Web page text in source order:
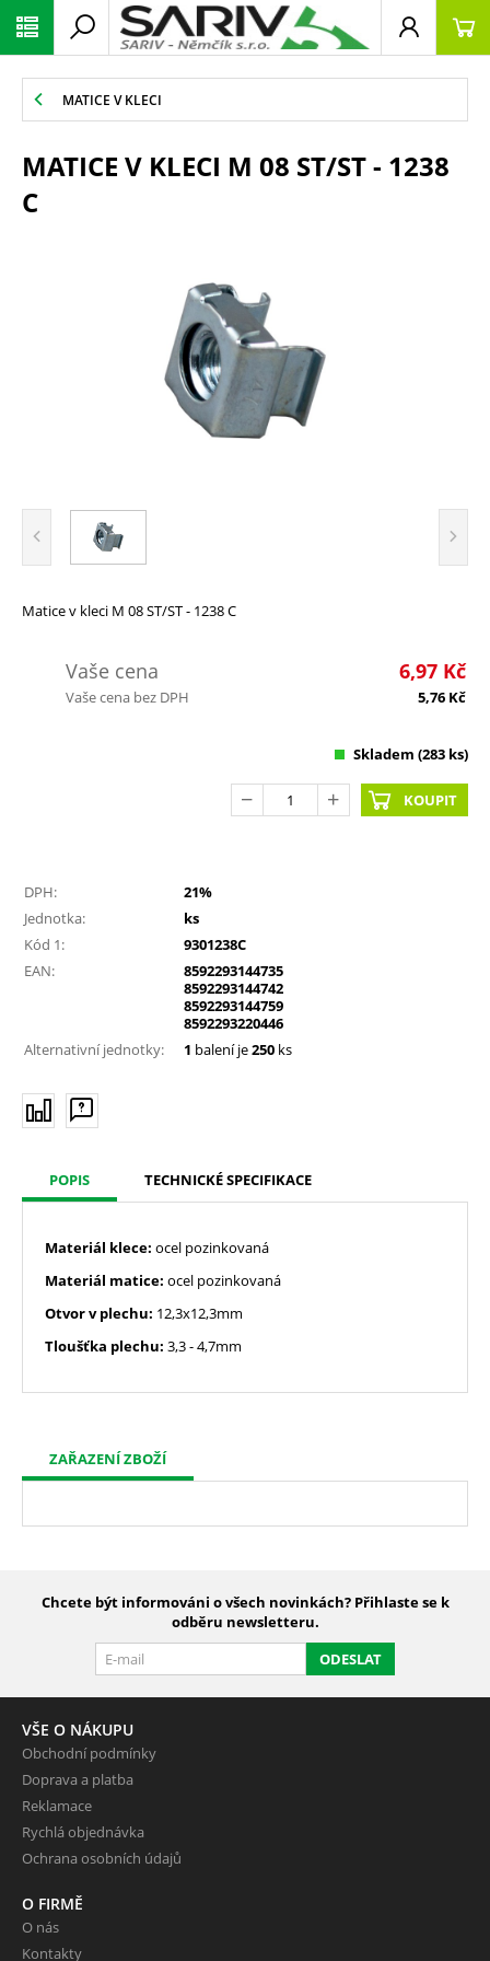
MATICE V KLECI
MATICE V KLECI M 08 ST/ST - 1238
C
Matice v kleci M 08 ST/ST - 1238 C
Vaše cena 6,97 Kč
Vaše cena bez DPH 5,76 Kč
Skladem (283 ks)
KOUPIT
DPH:
21%
Jednotka:
ks
Kód 1:
9301238C
EAN:
8592293144735
8592293144742
8592293144759
8592293220446
Alternativní jednotky:
1 balení je250 ks
POPIS TECHNICKÉ SPECIFIKACE
Materiál klece: ocel pozinkovaná
Materiál matice: ocel pozinkovaná
Otvor v plechu: 12,3x12,3mm
Tloušťka plechu: 3,3 - 4,7mm
ZAŘAZENÍ ZBOŽÍ
Chcete být informováni o všech novinkách? Přihlaste se k
odběru newsletteru.
ODESLAT
VŠE O NÁKUPU
Obchodní podmínky
Doprava a platba
Reklamace
Rychlá objednávka
Ochrana osobních údajů
O FIRMĚ
O nás
Kontakty